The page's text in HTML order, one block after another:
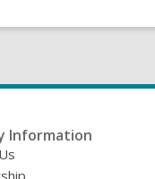
Information